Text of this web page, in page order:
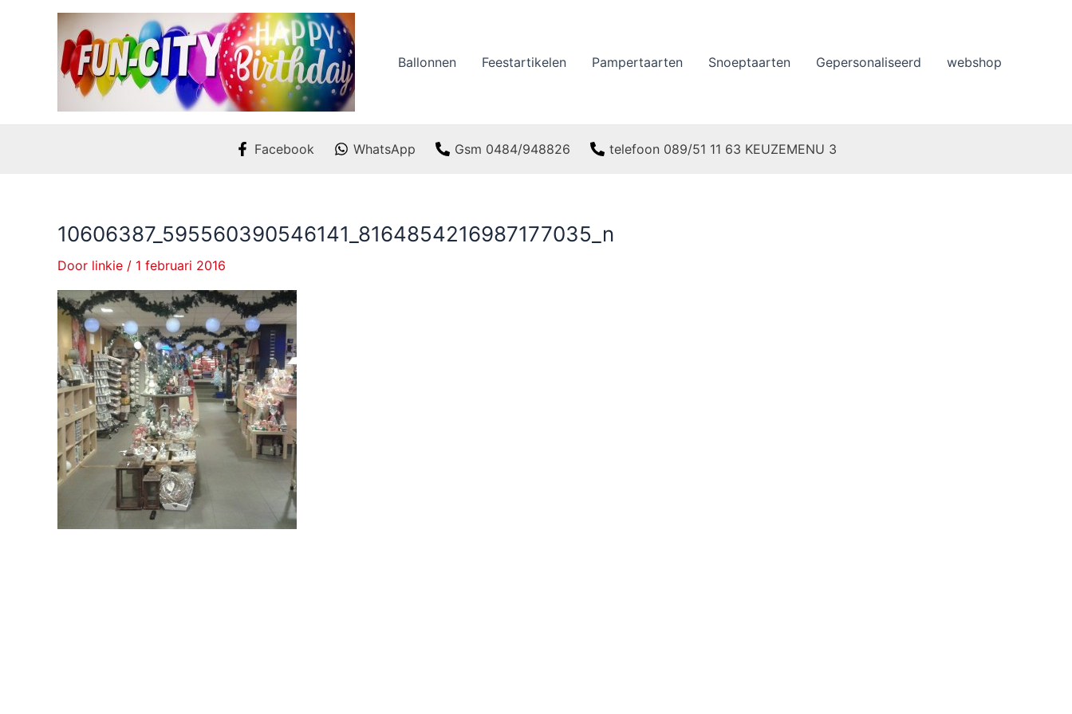
Ballonnen Feestartikelen Pampertaarten Snoeptaarten Gepersonaliseerd webshop
Facebook WhatsApp Gsm 0484/948826 telefoon 089/51 11 63 KEUZEMENU 3
10606387_595560390546141_8164854216987177035_n
Door linkie / 1 februari 2016